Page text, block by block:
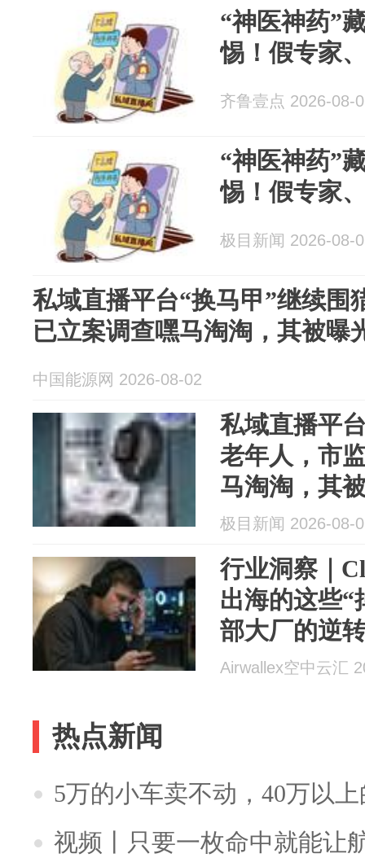
“神医神药”
惕！假专家
齐鲁壹点 2026-08-
“神医神药”
惕！假专家
极目新闻 2026-08-
私域直播平台“换马甲”继续围
已立案调查嘿马淘淘，其被曝
中国能源网 2026-08-02
私域直播平
老年人，市
马淘淘，其
换址
极目新闻 2026-08-
行业洞察｜
出海的这些“
部大厂的逆
Airwallex空中云汇
热点新闻
5万的小车卖不动，40万以
视频丨只要一枚命中就能让